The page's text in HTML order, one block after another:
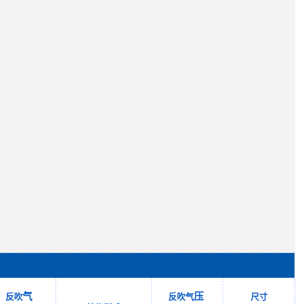
反吹气 反吹气压 尺寸